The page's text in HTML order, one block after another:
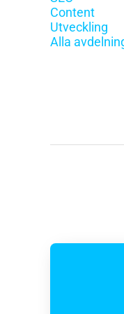
Content
Utveckling
Alla